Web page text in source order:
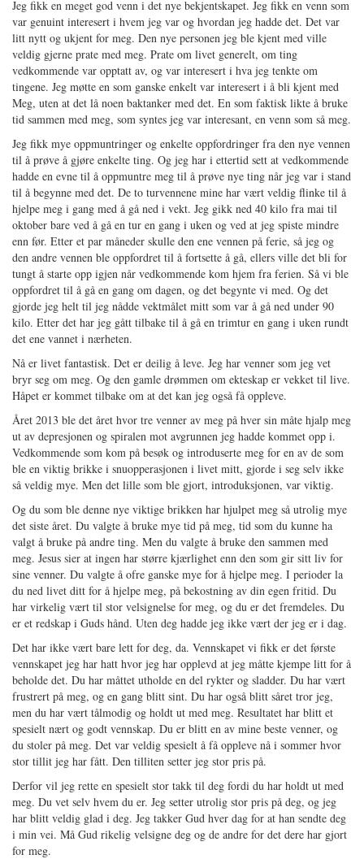
Jeg fikk en meget god venn i det nye bekjentskapet. Jeg fikk en venn som
var genuint interesert i hvem jeg var og hvordan jeg hadde det. Det var
litt nytt og ukjent for meg. Den nye personen jeg ble kjent med ville
veldig gjerne prate med meg. Prate om livet generelt, om ting
vedkommende var opptatt av, og var interesert i hva jeg tenkte om
tingene. Jeg møtte en som ganske enkelt var interesert i å bli kjent med
Meg, uten at det lå noen baktanker med det. En som faktisk likte å bruke
tid sammen med meg, som syntes jeg var interesant, en venn som så meg.
Jeg fikk mye oppmuntringer og enkelte oppfordringer fra den nye vennen
til å prøve å gjøre enkelte ting. Og jeg har i ettertid sett at vedkommende
hadde en evne til å oppmuntre meg til å prøve nye ting når jeg var i stand
til å begynne med det. De to turvennene mine har vært veldig flinke til å
hjelpe meg i gang med å gå ned i vekt. Jeg gikk ned 40 kilo fra mai til
oktober bare ved å gå en tur en gang i uken og ved at jeg spiste mindre
enn før. Etter et par måneder skulle den ene vennen på ferie, så jeg og
den andre vennen ble oppfordret til å fortsette å gå, ellers ville det bli for
tungt å starte opp igjen når vedkommende kom hjem fra ferien. Så vi ble
oppfordret til å gå en gang om dagen, og det begynte vi med. Og det
gjorde jeg helt til jeg nådde vektmålet mitt som var å gå ned under 90
kilo. Etter det har jeg gått tilbake til å gå en trimtur en gang i uken rundt
det ene vannet i nærheten.
Nå er livet fantastisk. Det er deilig å leve. Jeg har venner som jeg vet
bryr seg om meg. Og den gamle drømmen om ekteskap er vekket til live.
Håpet er kommet tilbake om at det kan jeg også få oppleve.
Året 2013 ble det året hvor tre venner av meg på hver sin måte hjalp meg
ut av depresjonen og spiralen mot avgrunnen jeg hadde kommet opp i.
Vedkommende som kom på besøk og introduserte meg for en av de som
ble en viktig brikke i snuopperasjonen i livet mitt, gjorde i seg selv ikke
så veldig mye. Men det lille som ble gjort, introduksjonen, var viktig.
Og du som ble denne nye viktige brikken har hjulpet meg så utrolig mye
det siste året. Du valgte å bruke mye tid på meg, tid som du kunne ha
valgt å bruke på andre ting. Men du valgte å bruke den sammen med
meg. Jesus sier at ingen har større kjærlighet enn den som gir sitt liv for
sine venner. Du valgte å ofre ganske mye for å hjelpe meg. I perioder la
du ned livet ditt for å hjelpe meg, på bekostning av din egen fritid. Du
har virkelig vært til stor velsignelse for meg, og du er det fremdeles. Du
er et redskap i Guds hånd. Uten deg hadde jeg ikke vært der jeg er i dag.
Det har ikke vært bare lett for deg, da. Vennskapet vi fikk er det første
vennskapet jeg har hatt hvor jeg har opplevd at jeg måtte kjempe litt for å
beholde det. Du har måttet utholde en del rykter og sladder. Du har vært
frustrert på meg, og en gang blitt sint. Du har også blitt såret tror jeg,
men du har vært tålmodig og holdt ut med meg. Resultatet har blitt et
spesielt nært og godt vennskap. Du er blitt en av mine beste venner, og
du stoler på meg. Det var veldig spesielt å få oppleve nå i sommer hvor
stor tillit jeg har fått. Den tilliten setter jeg stor pris på.
Derfor vil jeg rette en spesielt stor takk til deg fordi du har holdt ut med
meg. Du vet selv hvem du er. Jeg setter utrolig stor pris på deg, og jeg
har blitt veldig glad i deg. Jeg takker Gud hver dag for at han sendte deg
i min vei. Må Gud rikelig velsigne deg og de andre for det dere har gjort
for meg.